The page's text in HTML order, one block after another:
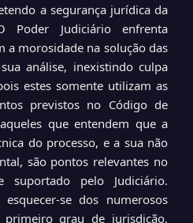
a segurança jurídica da
Poder Judiciário enfrenta
a morosidade na solução das
análise, inexistindo culpa
estes somente utilizam as
previstos no Código de
que entendem que a
do processo, e a sua não
são pontos relevantes no
suportado pelo Judiciário.
se dos numerosos
grau de jurisdição,